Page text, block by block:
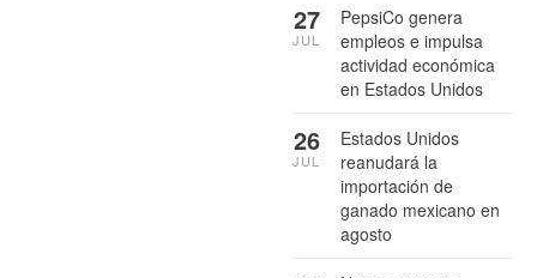
PepsiCo genera
empleos e impulsa
actividad económica
en Estados Unidos
27
JUL
Estados Unidos
reanudará la
importación de
ganado mexicano en
agosto
26
JUL